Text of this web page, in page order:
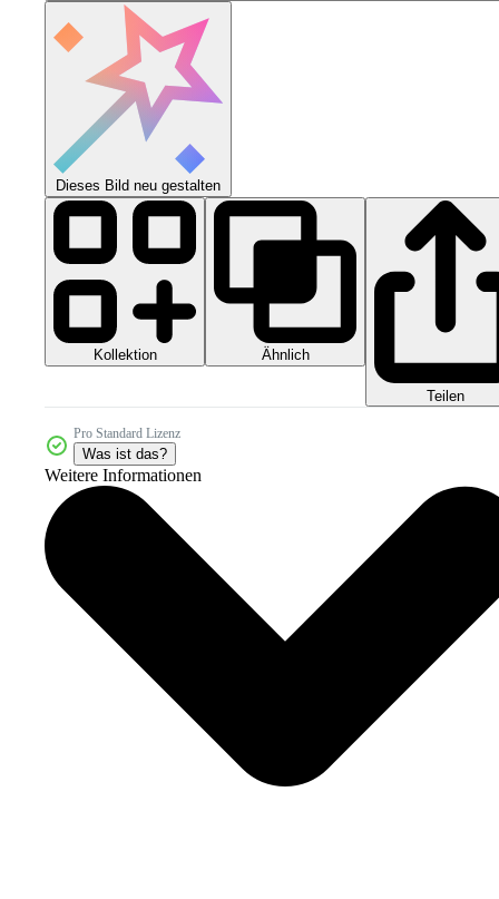
Dieses Bild neu gestalten
Kollektion Ähnlich
Teilen
Pro Standard Lizenz
Was ist das?
Weitere Informationen